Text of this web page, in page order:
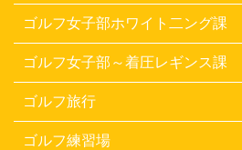
ゴルフ女子部ホワイト二ング課
ゴルフ女子部～着圧レギンス課
ゴルフ旅行
ゴルフ練習場